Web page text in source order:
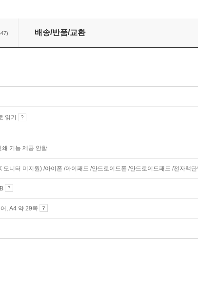
배송/반품/교환
읽기
쇄 기능 제공 안함
모니터 미지원) /아이폰 /아이패드 /안드로이드폰 /안드로이드패드 /전자책
, A4 약 29쪽